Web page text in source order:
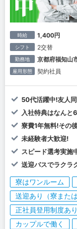
時給 1,400円
シフト 2交替
勤務地 京都府福知山
雇用形態 契約社員
50代活躍中!友人
入社特典はなんと
寮費1年無料!その
未経験者大歓迎!
スピード選考実施
送迎バスでラクラ
寮はワンルーム
送迎あり（寮または
正社員登用制度あり
カップルで働く